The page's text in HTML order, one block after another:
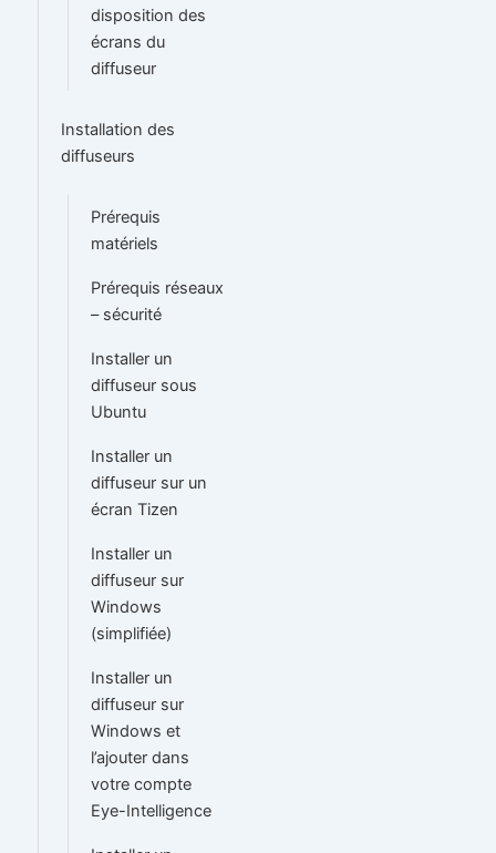
disposition des
écrans du
diffuseur
Installation des
diffuseurs
Prérequis
matériels
Prérequis réseaux
– sécurité
Installer un
diffuseur sous
Ubuntu
Installer un
diffuseur sur un
écran Tizen
Installer un
diffuseur sur
Windows
(simplifiée)
Installer un
diffuseur sur
Windows et
l’ajouter dans
votre compte
Eye-Intelligence